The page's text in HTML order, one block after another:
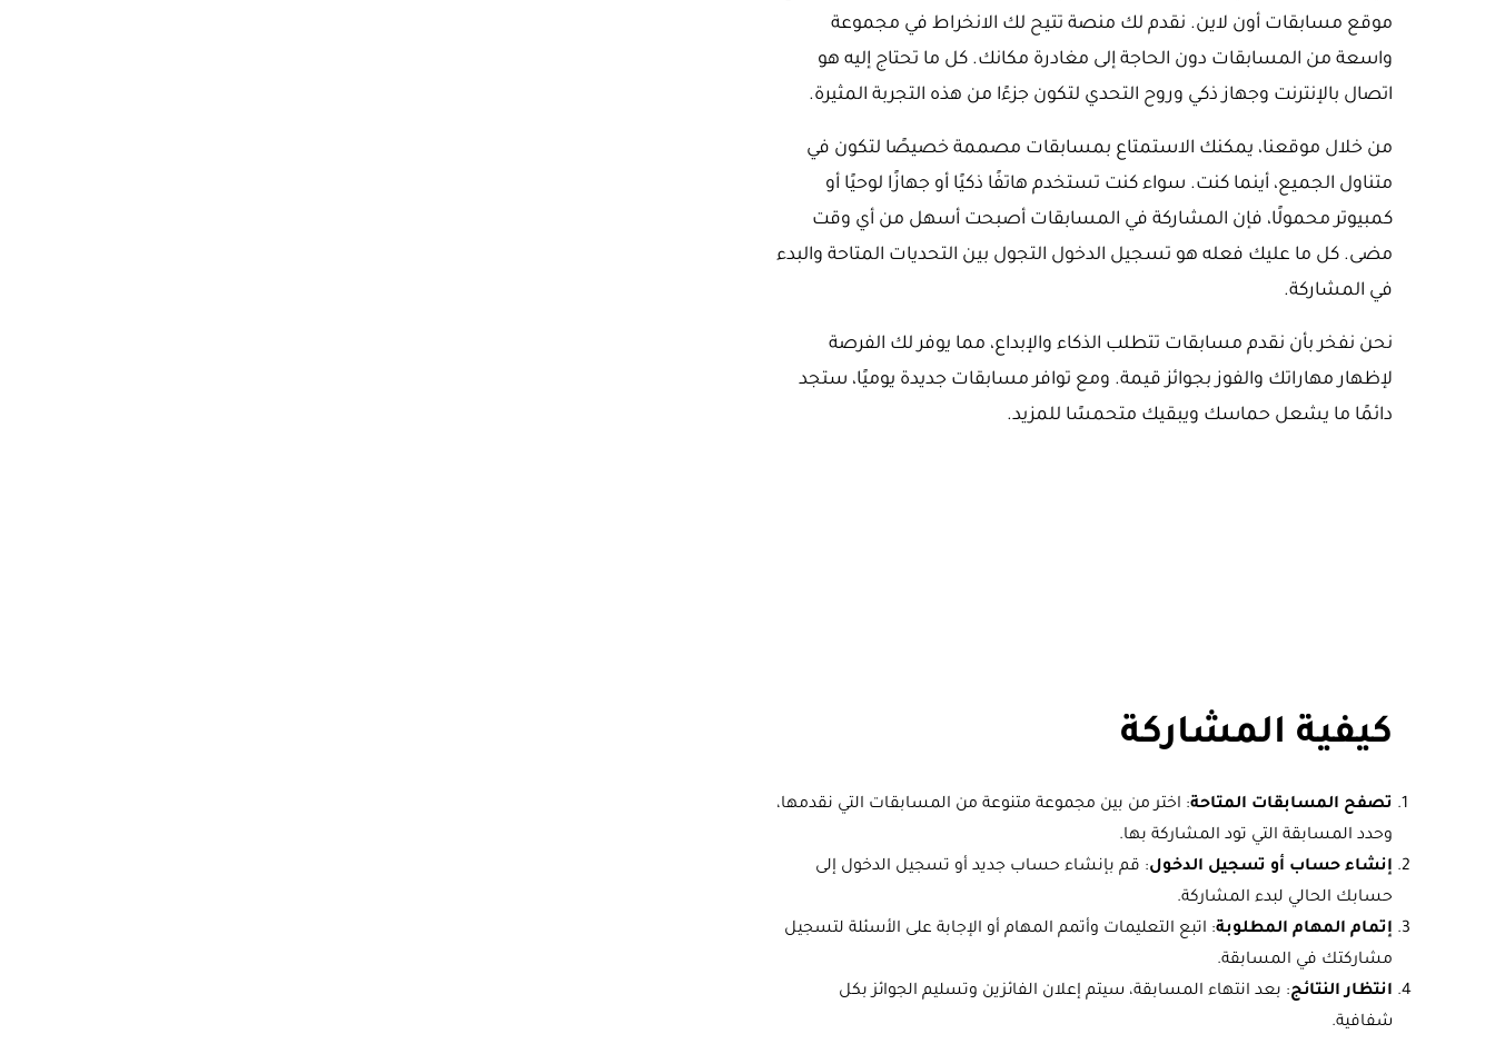
موقع مسابقات أون لاين. نقدم لك منصة تتيح لك الانخراط في مجموعة
واسعة من المسابقات دون الحاجة إلى مغادرة مكانك. كل ما تحتاج إليه هو
اتصال بالإنترنت وجهاز ذكي وروح التحدي لتكون جزءًا من هذه التجربة المثيرة.
من خلال موقعنا، يمكنك الاستمتاع بمسابقات مصممة خصيصًا لتكون في
متناول الجميع، أينما كنت. سواء كنت تستخدم هاتفًا ذكيًا أو جهازًا لوحيًا أو
كمبيوتر محمولًا، فإن المشاركة في المسابقات أصبحت أسهل من أي وقت
مضى. كل ما عليك فعله هو تسجيل الدخول التجول بين التحديات المتاحة والبدء
في المشاركة.
نحن نفخر بأن نقدم مسابقات تتطلب الذكاء والإبداع، مما يوفر لك الفرصة
لإظهار مهاراتك والفوز بجوائز قيمة. ومع توافر مسابقات جديدة يوميًا، ستجد
دائمًا ما يشعل حماسك ويبقيك متحمسًا للمزيد.
كيفية المشاركة
تصفح المسابقات المتاحة: اختر من بين مجموعة متنوعة من المسابقات التي نقدمها،
وحدد المسابقة التي تود المشاركة بها.
إنشاء حساب أو تسجيل الدخول: قم بإنشاء حساب جديد أو تسجيل الدخول إلى
حسابك الحالي لبدء المشاركة.
إتمام المهام المطلوبة: اتبع التعليمات وأتمم المهام أو الإجابة على الأسئلة لتسجيل
مشاركتك في المسابقة.
انتظار النتائج: بعد انتهاء المسابقة، سيتم إعلان الفائزين وتسليم الجوائز بكل
شفافية.